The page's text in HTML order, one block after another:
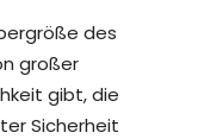
des
großer
gibt, die
Sicherheit